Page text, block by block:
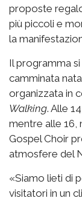
proposte
più piccoli e
la
Il programma
camminata
organizzata in
Walking. Alle
mentre alle 16,
Gospel Choir
atmosfere del
«Siamo lieti di
visitatori in un